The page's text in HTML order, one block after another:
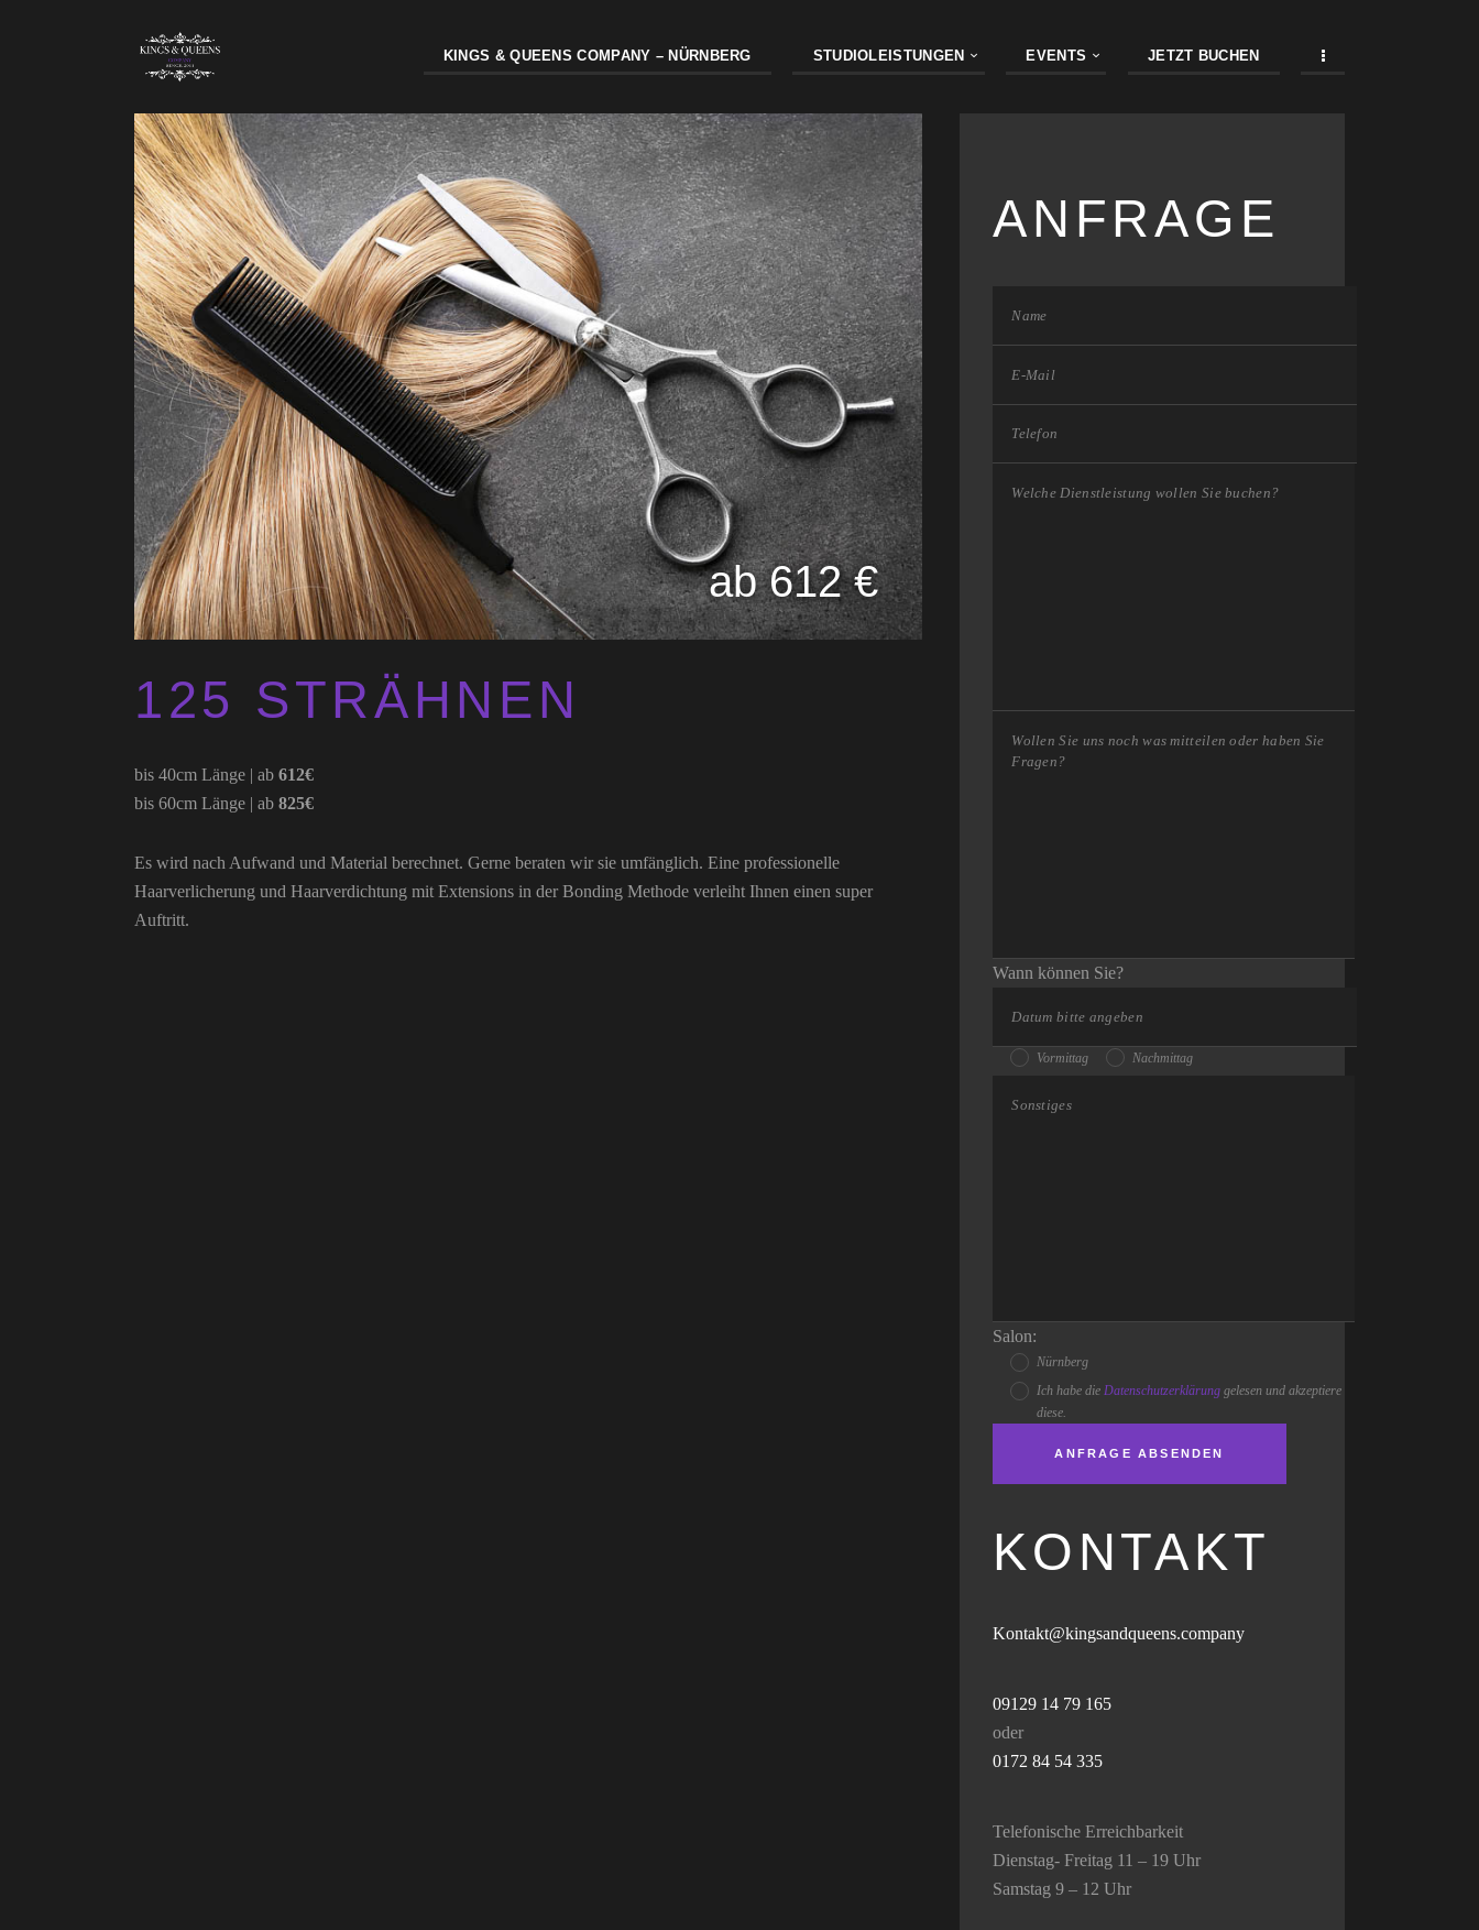
KINGS & QUEENS COMPANY – NÜRNBERG STUDIOLEISTUNGEN EVENTS JETZT BUCHEN
ab 612 €
125 STRÄHNEN
bis 40cm Länge | ab 612€
bis 60cm Länge | ab 825€
Es wird nach Aufwand und Material berechnet. Gerne beraten wir sie umfänglich. Eine professionelle
Haarverlicherung und Haarverdichtung mit Extensions in der Bonding Methode verleiht Ihnen einen super
Auftritt.
ANFRAGE
Wann können Sie?
Vormittag Nachmittag
Salon:
Nürnberg
Ich habe dieDatenschutzerklärung gelesen und akzeptiere
diese.
KONTAKT
Kontakt@kingsandqueens.company
09129 14 79 165
oder
0172 84 54 335
Telefonische Erreichbarkeit
Dienstag- Freitag 11 – 19 Uhr
Samstag 9 – 12 Uhr